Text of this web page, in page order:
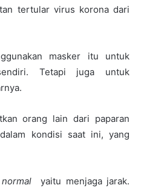
tertular virus korona dari
masker itu untuk
Tetapi juga untuk
orang lain dari paparan
kondisi saat ini, yang
yaitu menjaga jarak.